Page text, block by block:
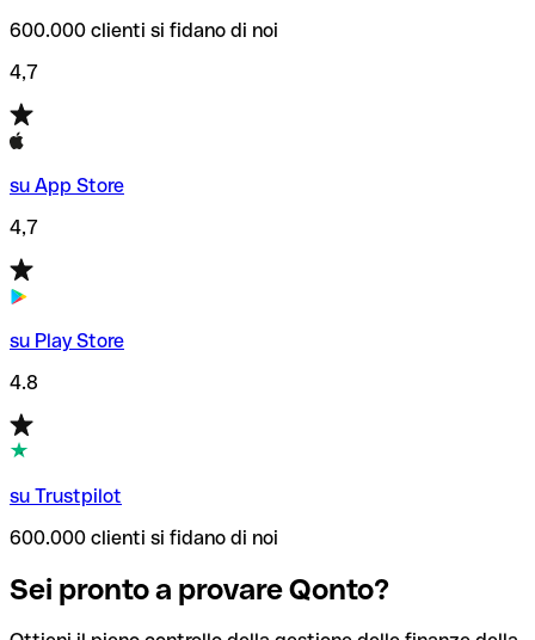
600.000 clienti si fidano di noi
4,7
su App Store
4,7
su Play Store
4.8
su Trustpilot
600.000 clienti si fidano di noi
Sei pronto a provare Qonto?